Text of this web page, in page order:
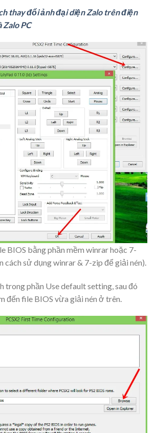
thay đổi ảnh đại diện Zalo trên điện
Zalo PC
BIOS bằngphần mềm winrarhoặc 7-
cách sử dụng winrar & 7-zip để giải nén).
trong phần Use default setting, sau đó
đến file BIOS vừa giải nén ở trên.